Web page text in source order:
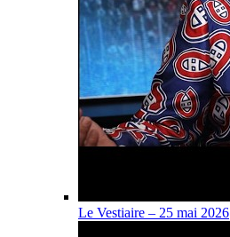
Le Vestiaire – 25 mai 2026